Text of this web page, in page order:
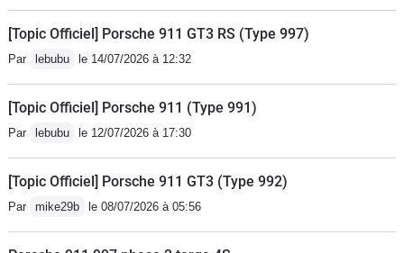
[Topic Officiel] Porsche 911 GT3 RS (Type 997)
Par lebubu le 14/07/2026 à 12:32
[Topic Officiel] Porsche 911 (Type 991)
Par lebubu le 12/07/2026 à 17:30
[Topic Officiel] Porsche 911 GT3 (Type 992)
Par mike29b le 08/07/2026 à 05:56